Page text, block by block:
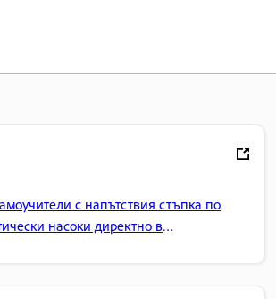
с напътствия стъпка по
насоки директно в